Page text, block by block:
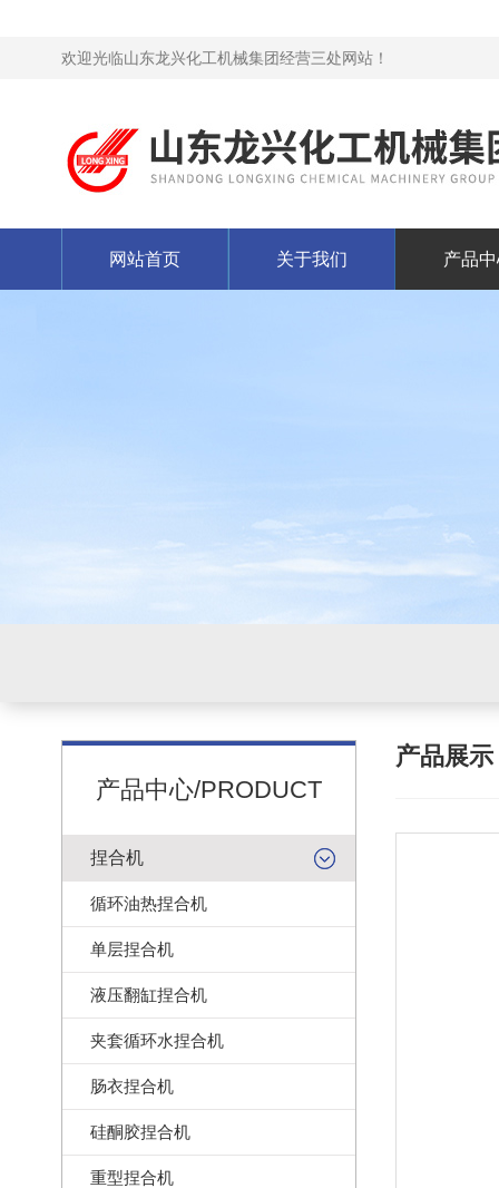
欢迎光临山东龙兴化工机械集团经营三处网站！
网站首页 关于我们 产品
产品中心/PRODUCT
捏合机
循环油热捏合机
单层捏合机
液压翻缸捏合机
夹套循环水捏合机
肠衣捏合机
硅酮胶捏合机
重型捏合机
产品展示